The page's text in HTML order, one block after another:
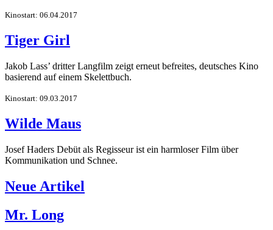
Kinostart: 06.04.2017
Tiger Girl
Jakob Lass’ dritter Langfilm zeigt erneut befreites, deutsches Kino
basierend auf einem Skelettbuch.
Kinostart: 09.03.2017
Wilde Maus
Josef Haders Debüt als Regisseur ist ein harmloser Film über
Kommunikation und Schnee.
Neue Artikel
Mr. Long